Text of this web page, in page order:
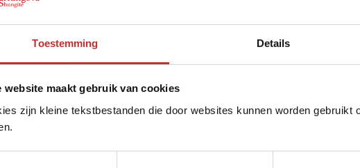
Toestemming Details
website maakt gebruik van cookies
zijn kleine tekstbestanden die door websites kunnen worden gebruikt